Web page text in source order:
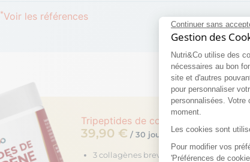
Continuer sans
Gestion des
Nutri&Co utilise des
nécessaires au bon
site et d'autres
pour personnaliser
personnalisées. Votre
moment.
Les cookies sont
Pour modifier vos
'Préférences de
*Voir les références
Tripeptides de collagène
39,90 € / 30 jours
3 collagènes brevetés